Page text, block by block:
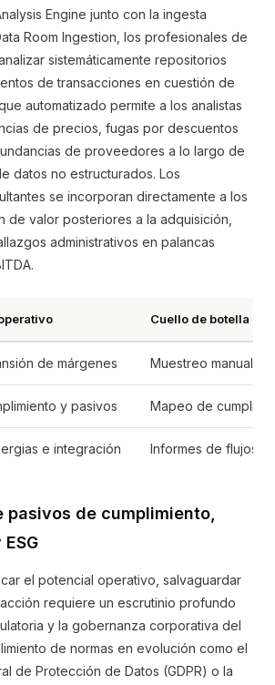
Engine junto con la ingesta
Room Ingestion, los profesionales de
sistemáticamente repositorios
de transacciones en cuestión de
automatizado permite a los analistas
de precios, fugas por descuentos
de proveedores a lo largo de
datos no estructurados. Los
se incorporan directamente a los
de valor posteriores a la adquisición,
administrativos en palancas
Cuello de botella
de márgenes Muestreo manual
y pasivos Mapeo de
e integración Informes de flujos
pasivos de cumplimiento,
el potencial operativo, salvaguardar
requiere un escrutinio profundo
y la gobernanza corporativa del
de normas en evolución como el
de Protección de Datos (GDPR) o la